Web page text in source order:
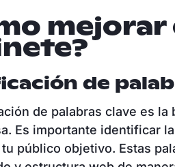
mejorar
de
de palabras clave es
Es importante identificar
público objetivo. Estas